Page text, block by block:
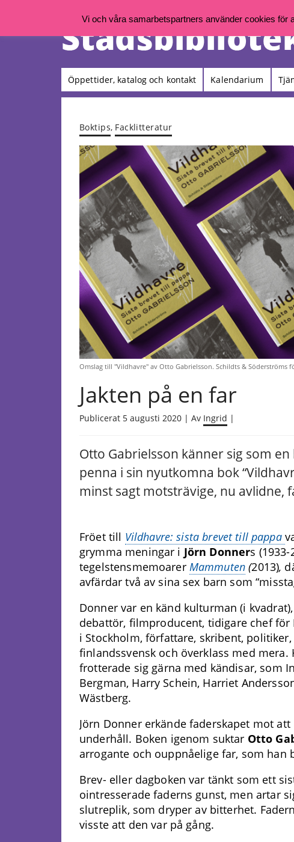
Öppettider, katalog och kontakt Kalendarium
Boktips, Facklitteratur
Omslag till "Vildhavre" av Otto Gabrielsson. Schildts & Söderströms
Jakten på en far
Publicerat 5 augusti 2020 | Av Ingrid |
Otto Gabrielsson känner sig som
penna i sin nyutkomna bok
minst sagt motsträvige, nu avlidne,
Fröet till Vildhavre: sista brevet till pappa
grymma meningar i Jörn Donners (1933-
tegelstensmemoarer Mammuten (2013),
avfärdar två av sina sex barn som
Donner var en känd kulturman (i
debattör, filmproducent, tidigare chef
i Stockholm, författare, skribent, politiker,
finlandssvensk och överklass med mera.
frotterade sig gärna med kändisar, som
Bergman, Harry Schein, Harriet
Wästberg.
Jörn Donner erkände faderskapet mot
underhåll. Boken igenom suktar Otto
arrogante och ouppnåelige far, som han
Brev- eller dagboken var tänkt som ett
ointresserade faderns gunst, men artar
slutreplik, som dryper av bitterhet.
visste att den var på gång.
Vi och våra samarbetspartners använder cookies för